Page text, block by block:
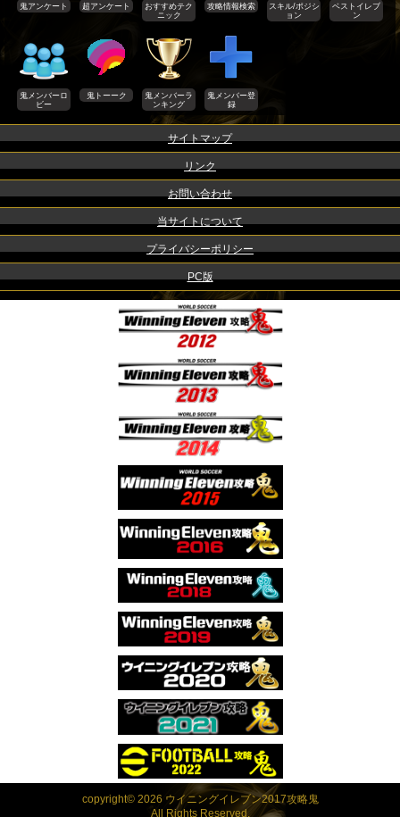
鬼アンケート 超アンケート
おすすめテク
ニック
攻略情報検索
スキル/ポジシ
ョン
ベストイレブ
ン
鬼メンバーロ
ビー
鬼トーーク
鬼メンバーラ
ンキング
鬼メンバー登
録
サイトマップ
リンク
お問い合わせ
当サイトについて
プライバシーポリシー
PC版
copyright© 2026 ウイニングイレブン2017攻略鬼
All Rights Reserved.